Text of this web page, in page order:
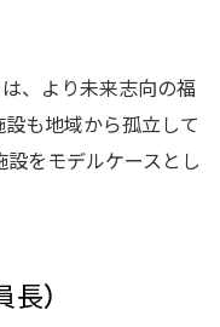
、より未来志向の福
も地域から孤立して
をモデルケースとし
）